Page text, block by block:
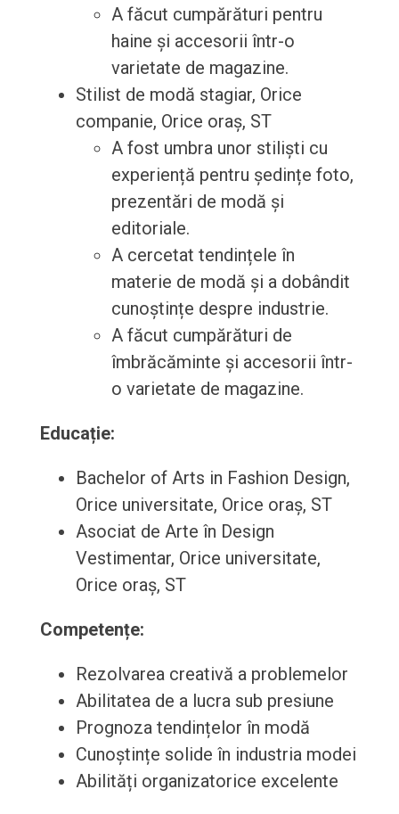
A făcut cumpărături pentru
haine și accesorii într-o
varietate de magazine.
Stilist de modă stagiar, Orice
companie, Orice oraș, ST
A fost umbra unor stiliști cu
experiență pentru ședințe foto,
prezentări de modă și
editoriale.
A cercetat tendințele în
materie de modă și a dobândit
cunoștințe despre industrie.
A făcut cumpărături de
îmbrăcăminte și accesorii într-
o varietate de magazine.
Educație:
Bachelor of Arts in Fashion Design,
Orice universitate, Orice oraș, ST
Asociat de Arte în Design
Vestimentar, Orice universitate,
Orice oraș, ST
Competențe:
Rezolvarea creativă a problemelor
Abilitatea de a lucra sub presiune
Prognoza tendințelor în modă
Cunoștințe solide în industria modei
Abilități organizatorice excelente